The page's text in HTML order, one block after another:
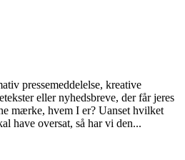
pressemeddelelse, kreative
eller nyhedsbreve, der får jeres
mærke, hvem I er? Uanset hvilket
have oversat, så har vi den...